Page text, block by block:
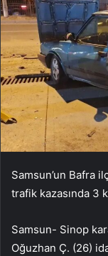
Samsun’un Bafra
trafik kazasında 3
Samsun- Sinop
Oğuzhan Ç. (26)